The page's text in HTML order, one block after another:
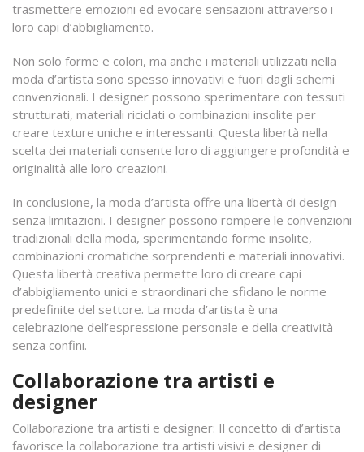
trasmettere emozioni ed evocare sensazioni attraverso i
loro capi d’abbigliamento.
Non solo forme e colori, ma anche i materiali utilizzati nella
moda d’artista sono spesso innovativi e fuori dagli schemi
convenzionali. I designer possono sperimentare con tessuti
strutturati, materiali riciclati o combinazioni insolite per
creare texture uniche e interessanti. Questa libertà nella
scelta dei materiali consente loro di aggiungere profondità e
originalità alle loro creazioni.
In conclusione, la moda d’artista offre una libertà di design
senza limitazioni. I designer possono rompere le convenzioni
tradizionali della moda, sperimentando forme insolite,
combinazioni cromatiche sorprendenti e materiali innovativi.
Questa libertà creativa permette loro di creare capi
d’abbigliamento unici e straordinari che sfidano le norme
predefinite del settore. La moda d’artista è una
celebrazione dell’espressione personale e della creatività
senza confini.
Collaborazione tra artisti e
designer
Collaborazione tra artisti e designer: Il concetto di d’artista
favorisce la collaborazione tra artisti visivi e designer di